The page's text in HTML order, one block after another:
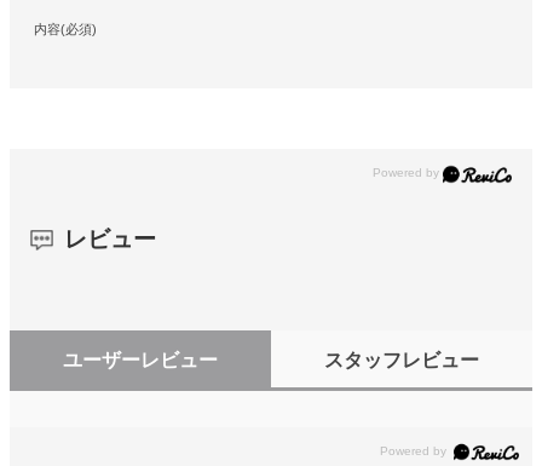
内容(必須)
レビュー
ユーザーレビュー スタッフレビュー